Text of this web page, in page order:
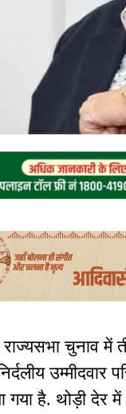
चुनाव में
उम्मीदवार
है. थोड़ी देर में